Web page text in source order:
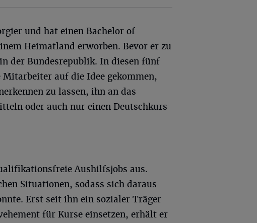
und hat einen Bachelor of
Heimatland erworben. Bevor er zu
der Bundesrepublik. In diesen fünf
auf die Idee gekommen,
zu lassen, ihn an das
oder auch nur einen Deutschkurs
Aushilfsjobs aus.
Situationen, sodass sich daraus
Erst seit ihn ein sozialer Träger
für Kurse einsetzen, erhält er